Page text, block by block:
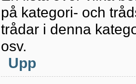
på kategori- och
trådar i denna
osv.
Upp